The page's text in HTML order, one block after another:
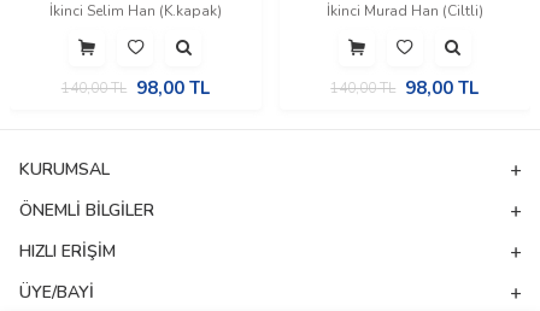
İkinci Selim Han (K.kapak)
140,00TL 98,00TL
İkinci Murad Han (Ciltli)
140,00TL 98,00 TL
KURUMSAL
ÖNEMLI BILGILER
HIZLI ERIŞIM
ÜYE/BAYI